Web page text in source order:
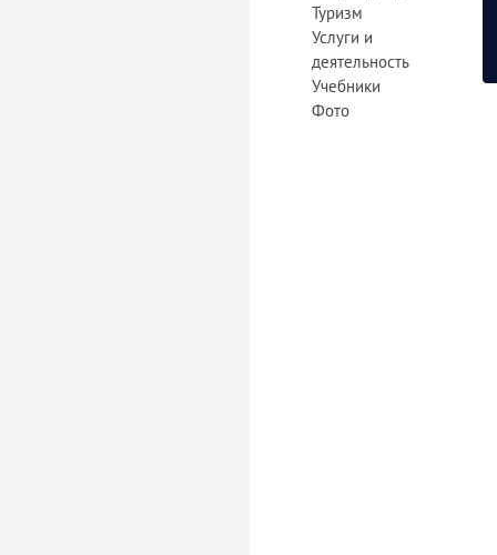
Туризм
Услуги и
деятельность
Учебники
Фото